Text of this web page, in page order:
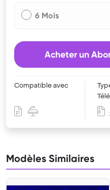
6 Mois
Acheter un
Compatible avec
Modèles Similaires